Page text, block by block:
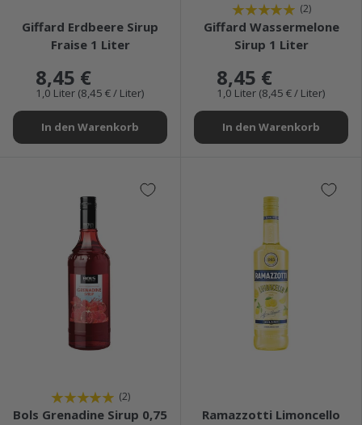
Giffard Erdbeere Sirup
Fraise 1 Liter
8,45 €
1,0 Liter (8,45 € / Liter)
In den Warenkorb
★★★★★ (2)
Giffard Wassermelone
Sirup 1 Liter
8,45 €
1,0 Liter (8,45 € / Liter)
In den Warenkorb
★★★★★ (2)
Bols Grenadine Sirup 0,75
Ramazzotti Limoncello